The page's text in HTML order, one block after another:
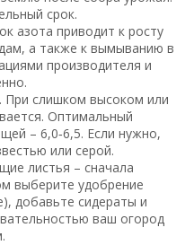
срок.
азота приводит к росту
а также к вымыванию в
производителя и
При слишком высоком или
Оптимальный
– 6,0‑6,5. Если нужно,
или серой.
листья – сначала
выберите удобрение
добавьте сидераты и
ваш огород